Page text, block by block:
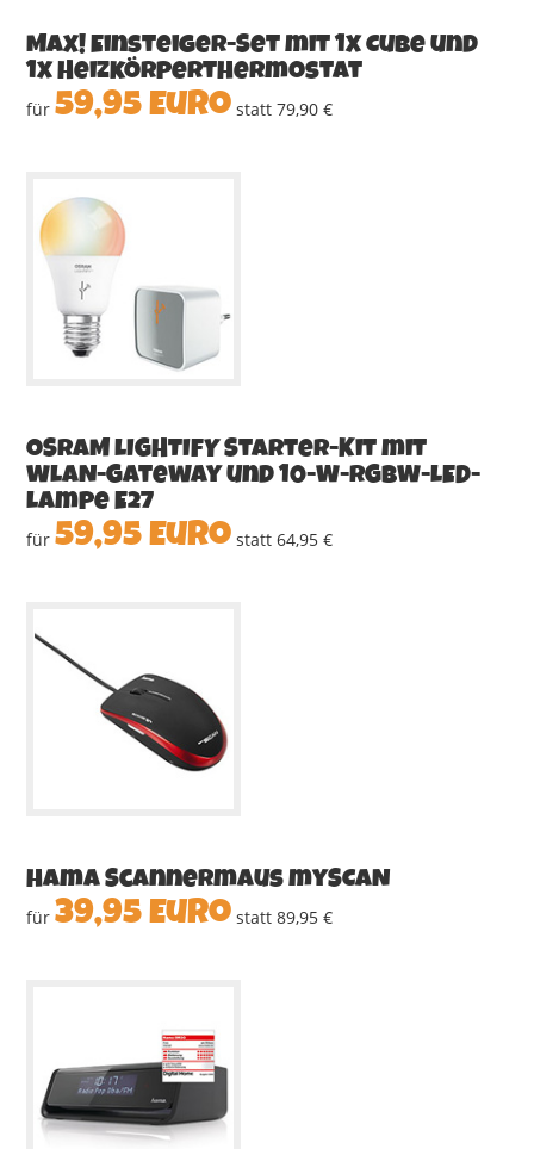
MAX! Einsteiger-Set mit 1x Cube und
1x Heizkörperthermostat
für 59,95 Euro statt 79,90 €
OSRAM LIGHTIFY Starter-Kit mit
WLAN-Gateway und 10-W-RGBW-LED-
Lampe E27
für 59,95 Euro statt 64,95 €
hama Scannermaus mySCAN
für 39,95 Euro statt 89,95 €